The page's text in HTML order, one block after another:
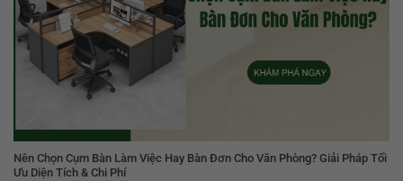
Nên Chọn Cụm Bàn Làm Việc Hay Bàn Đơn Cho Văn Phòng? Giải Pháp Tối
Ưu Diện Tích & Chi Phí